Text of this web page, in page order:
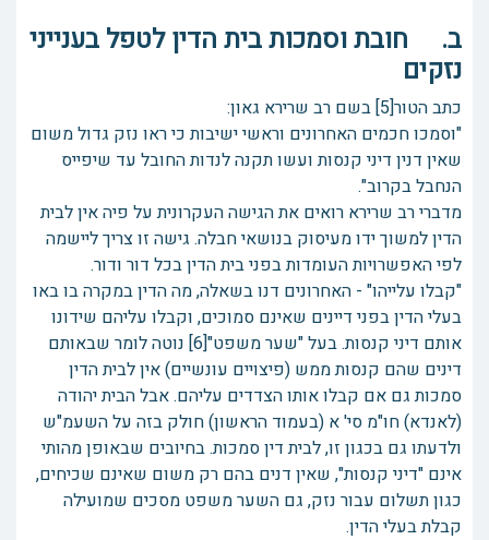
ב. חובת וסמכות בית הדין לטפל בענייני
נזקים
כתב הטור[5] בשם רב שרירא גאון:
"וסמכו חכמים האחרונים וראשי ישיבות כי ראו נזק גדול משום
שאין דנין דיני קנסות ועשו תקנה לנדות החובל עד שיפייס
הנחבל בקרוב".
מדברי רב שרירא רואים את הגישה העקרונית על פיה אין לבית
הדין למשוך ידו מעיסוק בנושאי חבלה. גישה זו צריך ליישמה
לפי האפשרויות העומדות בפני בית הדין בכל דור ודור.
"קבלו עלייהו" - האחרונים דנו בשאלה, מה הדין במקרה בו באו
בעלי הדין בפני דיינים שאינם סמוכים, וקבלו עליהם שידונו
אותם דיני קנסות. בעל "שער משפט"[6] נוטה לומר שבאותם
דינים שהם קנסות ממש (פיצויים עונשיים) אין לבית הדין
סמכות גם אם קבלו אותו הצדדים עליהם. אבל הבית יהודה
(לאנדא) חו"מ סי' א (בעמוד הראשון) חולק בזה על השעמ"ש
ולדעתו גם בכגון זו, לבית דין סמכות. בחיובים שבאופן מהותי
אינם "דיני קנסות", שאין דנים בהם רק משום שאינם שכיחים,
כגון תשלום עבור נזק, גם השער משפט מסכים שמועילה
קבלת בעלי הדין.